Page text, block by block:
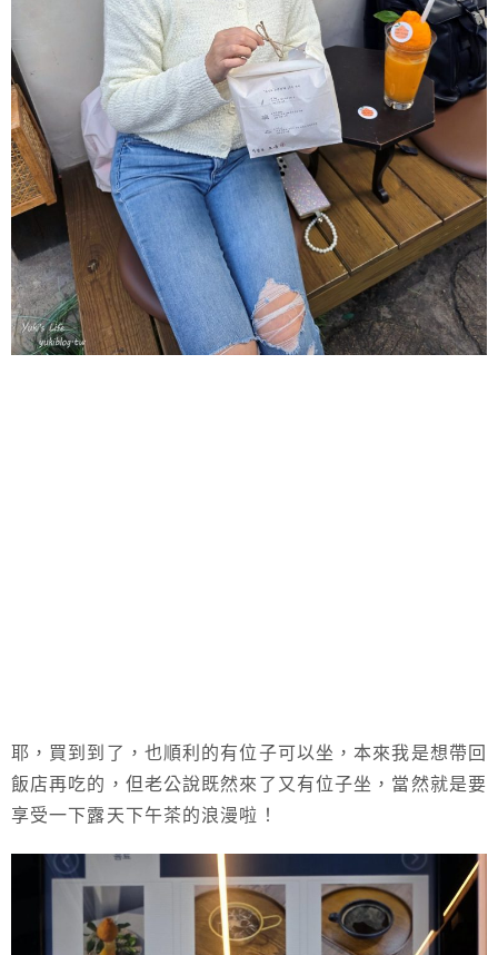
耶，買到到了，也順利的有位子可以坐，本來我是想帶回
飯店再吃的，但老公說既然來了又有位子坐，當然就是要
享受一下露天下午茶的浪漫啦！